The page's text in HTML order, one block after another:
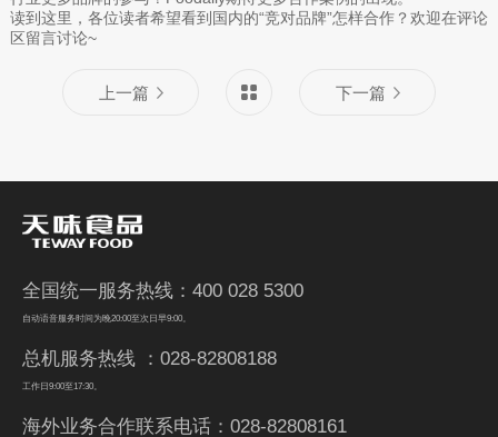
读到这里，各位读者希望看到国内的“竞对品牌”怎样合作？欢迎在评论
区留言讨论~
上一篇 下一篇
全国统一服务热线：400 028 5300
自动语音服务时间为晚20:00至次日早9:00。
总机服务热线 ：028-82808188
工作日9:00至17:30。
海外业务合作联系电话：028-82808161